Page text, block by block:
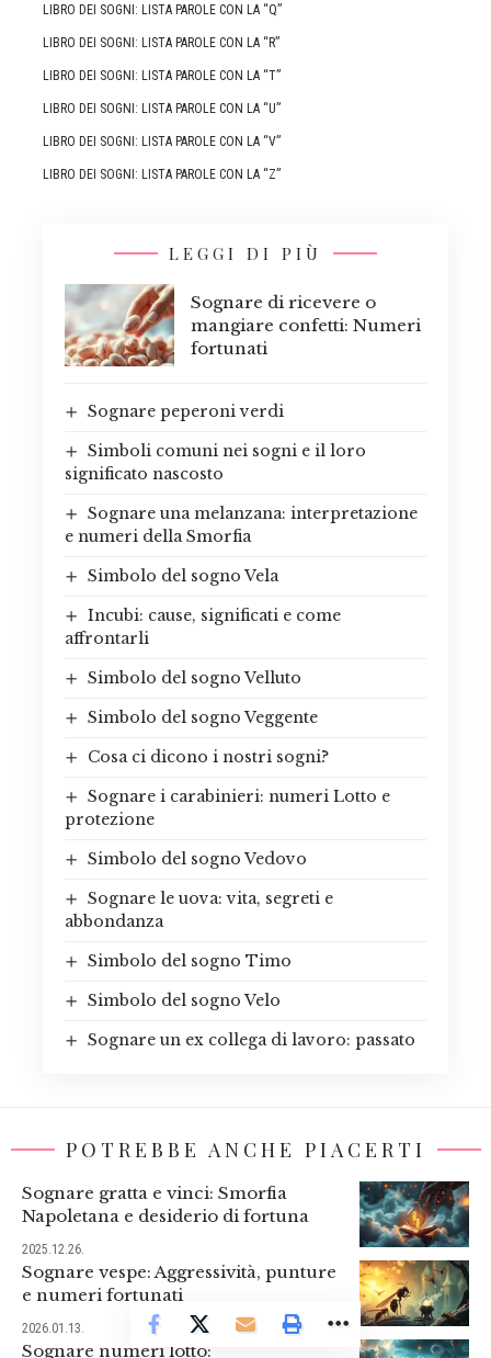
LIBRO DEI SOGNI: LISTA PAROLE CON LA “Q”
LIBRO DEI SOGNI: LISTA PAROLE CON LA “R”
LIBRO DEI SOGNI: LISTA PAROLE CON LA “T”
LIBRO DEI SOGNI: LISTA PAROLE CON LA “U”
LIBRO DEI SOGNI: LISTA PAROLE CON LA “V”
LIBRO DEI SOGNI: LISTA PAROLE CON LA “Z”
LEGGI DI PIÙ
Sognare di ricevere o
mangiare confetti: Numeri
fortunati
Sognare peperoni verdi
Simboli comuni nei sogni e il loro
significato nascosto
Sognare una melanzana: interpretazione
e numeri della Smorfia
Simbolo del sogno Vela
Incubi: cause, significati e come
affrontarli
Simbolo del sogno Velluto
Simbolo del sogno Veggente
Cosa ci dicono i nostri sogni?
Sognare i carabinieri: numeri Lotto e
protezione
Simbolo del sogno Vedovo
Sognare le uova: vita, segreti e
abbondanza
Simbolo del sogno Timo
Simbolo del sogno Velo
Sognare un ex collega di lavoro: passato
POTREBBE ANCHE PIACERTI
Sognare gratta e vinci: Smorfia
Napoletana e desiderio di fortuna
2025.12.26.
Sognare vespe: Aggressività, punture
e numeri fortunati
2026.01.13.
Sognare numeri lotto: